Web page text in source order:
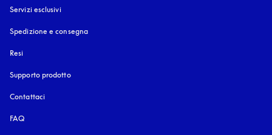
Servizi esclusivi
Spedizione e consegna
Resi
Supporto prodotto
Contattaci
FAQ